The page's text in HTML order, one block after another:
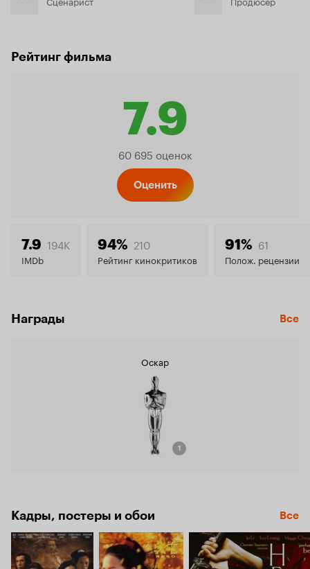
Рейтинг фильма
7.9
Рейтинг
7.9
60 695 оценок
Оценить
7.9 194K
IMDb
94% 210
Рейтинг кинокритиков
91% 61
Полож. рецензии
Награды Все
Оскар
1
Кадры, постеры и обои Все